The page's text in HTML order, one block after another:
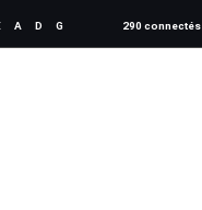
A D G 290 connectés